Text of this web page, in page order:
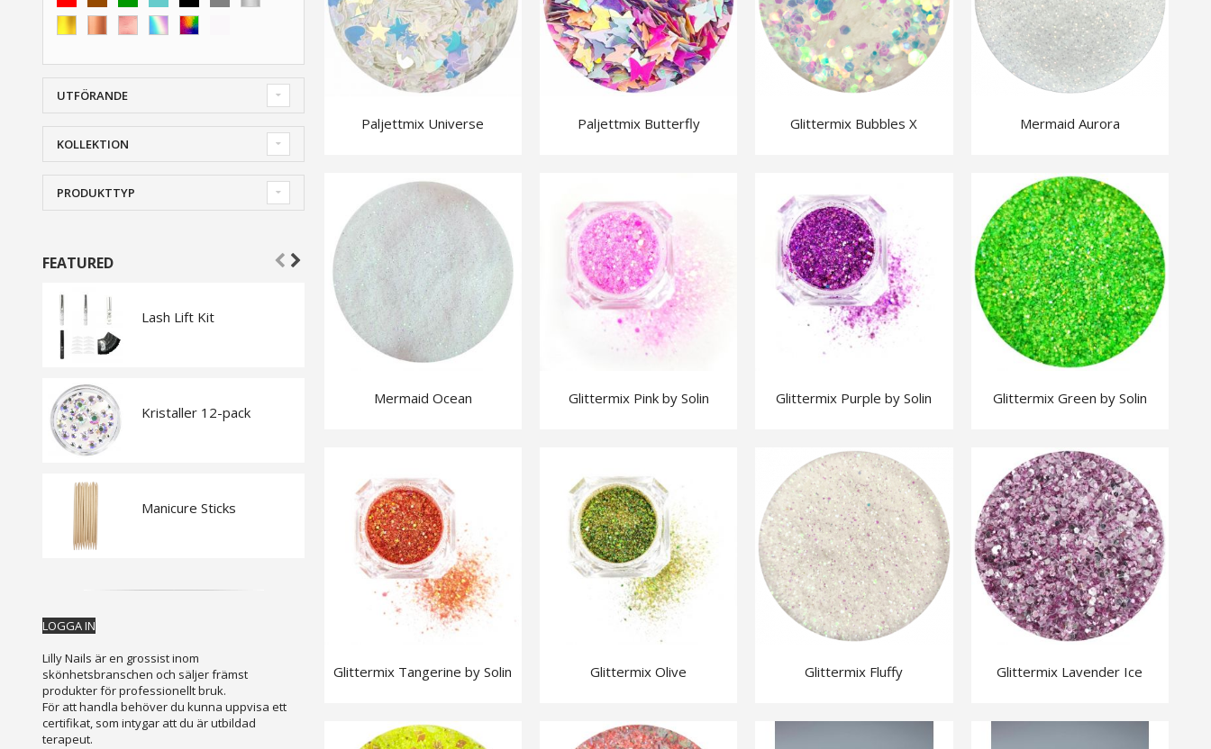
Paljettmix Universe Paljettmix Butterfly Glittermix Bubbles X Mermaid Aurora
Mermaid Ocean Glittermix Pink by Solin Glittermix Purple by Solin Glittermix Green by Solin
Glittermix Tangerine by Solin Glittermix Olive Glittermix Fluffy Glittermix Lavender Ice
UTFÖRANDE
KOLLEKTION
PRODUKTTYP
FEATURED
Lash Lift Kit
Kristaller 12-pack
Manicure Sticks
High Shine Top Coat
I'm Glossy
Brow Lift Kit
Superbond
Foam Wash Fresh Melon
LOGGA IN
Lilly Nails är en grossist inom
skönhetsbranschen och säljer främst
produkter för professionellt bruk.
För att handla behöver du kunna uppvisa ett
certifikat, som intygar att du är utbildad
terapeut.